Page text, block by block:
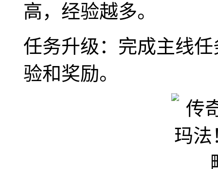
高，经验越多。
任务升级：完成主线
验和奖励。